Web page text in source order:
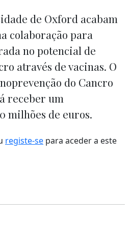
de Oxford acabam
colaboração para
no potencial de
através de vacinas. O
do Cancro
receber um
milhões de euros.
registe-se para aceder a este